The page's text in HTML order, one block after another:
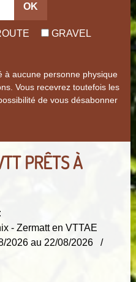
OK
GRAVEL
à aucune personne physique
Vous recevrez toutefois les
de vous désabonner
PRÊTS À
- Zermatt en VTTAE
2026 au 22/08/2026 /